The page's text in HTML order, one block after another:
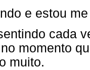
e estou
cada
momento
muito.